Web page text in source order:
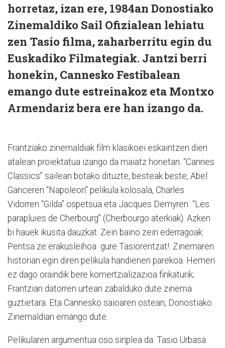
horretaz, izan ere, 1984an Donostiako
Zinemaldiko Sail Ofizialean lehiatu
zen Tasio filma, zaharberritu egin du
Euskadiko Filmategiak. Jantzi berri
honekin, Cannesko Festibalean
emango dute estreinakoz eta Montxo
Armendariz bera ere han izango da.
Frantziako zinemaldiak film klasikoei eskaintzen dien
atalean proiektatua izango da maiatz honetan. “Cannes
Classics” sailean botako dituzte, besteak beste, Abel
Ganceren “Napoleon” pelikula kolosala, Charles
Vidorren “Gilda” ospetsua eta Jacques Demyren “Les
parapluies de Cherbourg” (Cherbourgo aterkiak). Azken
bi hauek ikusita dauzkat. Zein baino zein ederragoak.
Pentsa ze erakusleihoa gure Tasiorentzat!. Zinemaren
historian egin diren pelikula handienen parekoa. Hemen
ez dago oraindik bere komertzializazioa finkaturik;
Frantzian datorren urtean zabalduko dute zinema
guztietara. Eta Cannesko saioaren ostean, Donostiako
Zinemaldian emango dute.
Pelikularen argumentua oso sinplea da. Tasio Urbasa